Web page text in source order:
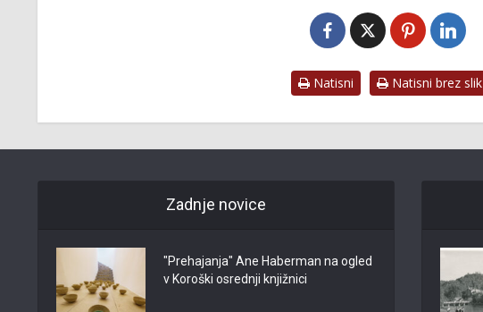
Natisni Natisni brez slik
Zadnje novice
"Prehajanja" Ane Haberman na ogled
v Koroški osrednji knjižnici